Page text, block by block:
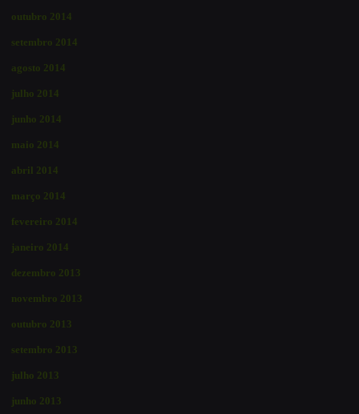
outubro 2014
setembro 2014
agosto 2014
julho 2014
junho 2014
maio 2014
abril 2014
março 2014
fevereiro 2014
janeiro 2014
dezembro 2013
novembro 2013
outubro 2013
setembro 2013
julho 2013
junho 2013